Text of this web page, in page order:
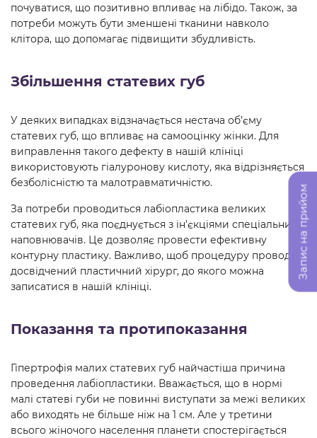
почуватися, що позитивно впливає на лібідо. Також, за
потреби можуть бути зменшені тканини навколо
клітора, що допомагає підвищити збудливість.
Збільшення статевих губ
У деяких випадках відзначається нестача об’єму
статевих губ, що впливає на самооцінку жінки. Для
виправлення такого дефекту в нашій клініці
використовують гіалуронову кислоту, яка відрізняється
безболісністю та малотравматичністю.
За потреби проводиться лабіопластика великих
статевих губ, яка поєднується з ін’єкціями спеціальних
наповнювачів. Це дозволяє провести ефективну
контурну пластику. Важливо, щоб процедуру проводив
досвідчений пластичний хірург, до якого можна
записатися в нашій клініці.
Показання та протипоказання
Гіпертрофія малих статевих губ найчастіша причина
проведення лабіопластики. Вважається, що в нормі
малі статеві губи не повинні виступати за межі великих
або виходять не більше ніж на 1 см. Але у третини
всього жіночого населення планети спостерігається
Запис на прийом